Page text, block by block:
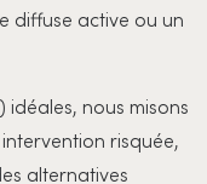
diffuse active ou un
idéales, nous misons
risquée,
alternatives